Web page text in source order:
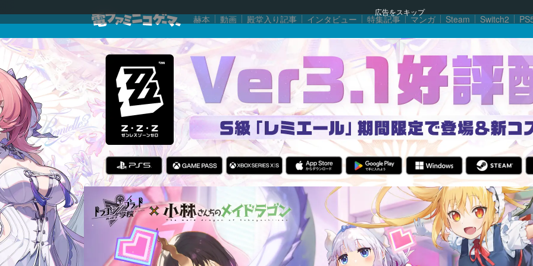
広告をスキップ
赫本 動画 殿堂入り記事 インタビュー 特集記事 マンガ Steam Switch2